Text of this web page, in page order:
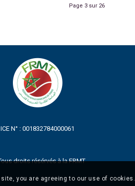
Page 3 sur 26
ICE N° : 001832784000061
droits résérvés à la FRMT
you are agreeing to our use of cookies.